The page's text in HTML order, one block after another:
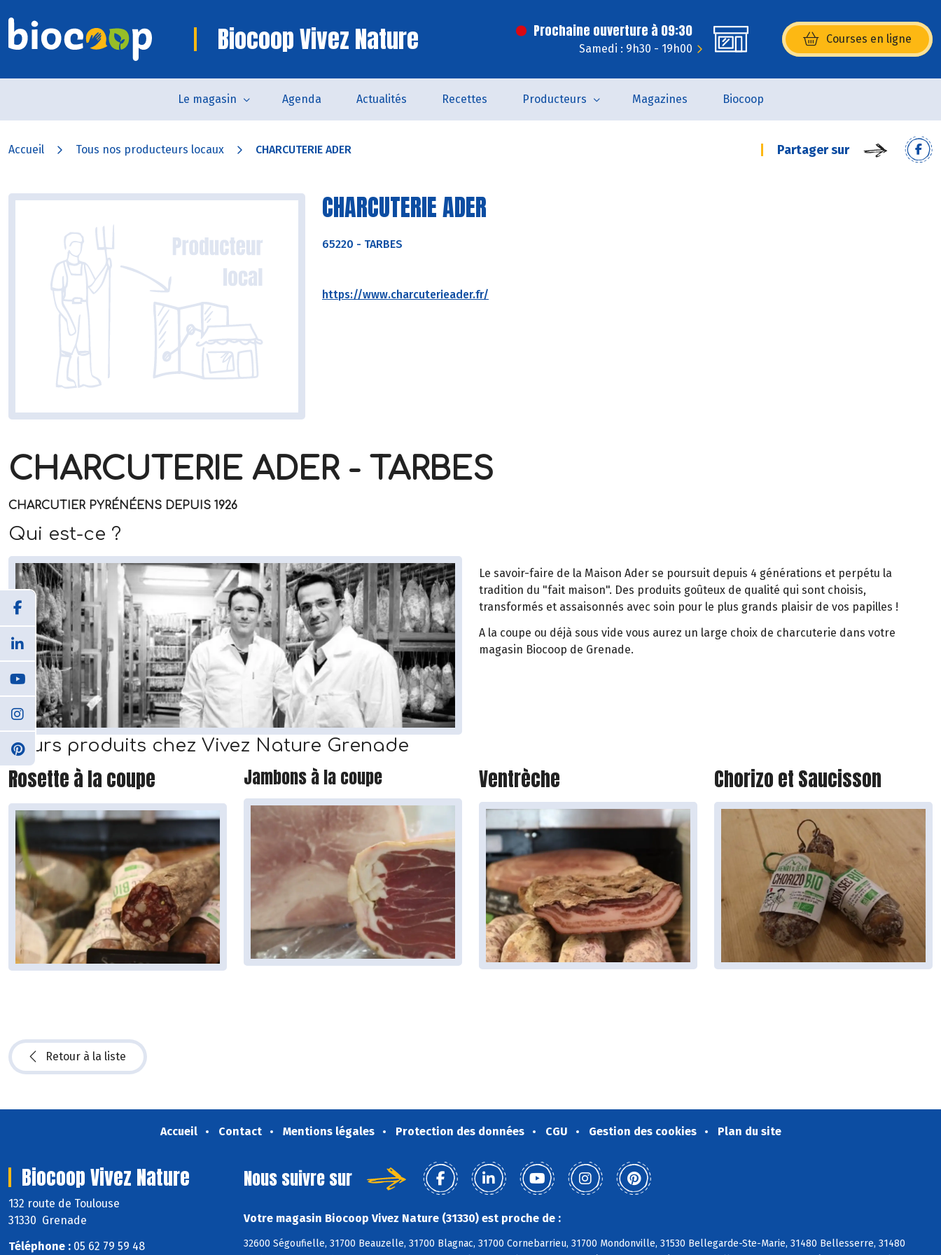
Biocoop Vivez Nature Prochaine ouverture à 09:30
Samedi : 9h30 - 19h00
Courses en ligne
(s’ouvre dans une nouvelle
Le magasin Agenda Actualités Recettes Producteurs Magazines Biocoop
Accueil Tous nos producteurs locaux CHARCUTERIE ADER Partager sur
CHARCUTERIE ADER
65220 - TARBES
https://www.charcuterieader.fr/
CHARCUTERIE ADER - TARBES
CHARCUTIER PYRÉNÉENS DEPUIS 1926
Qui est-ce ?
Le savoir-faire de la Maison Ader se poursuit depuis 4 générations et perpétu la
tradition du "fait maison". Des produits goûteux de qualité qui sont choisis,
transformés et assaisonnés avec soin pour le plus grands plaisir de vos papilles !
A la coupe ou déjà sous vide vous aurez un large choix de charcuterie dans votre
magasin Biocoop de Grenade.
Leurs produits chez Vivez Nature Grenade
Rosette à la coupe Jambons à la coupe Ventrèche Chorizo et Saucisson
Retour à la liste
Accueil Contact Mentions légales Protection des données CGU Gestion des cookies Plan du site
Biocoop Vivez Nature
132 route de Toulouse
31330 Grenade
Téléphone : 05 62 79 59 48
Nous suivre sur
Votre magasin Biocoop Vivez Nature (31330) est proche de :
32600 Ségoufielle, 31700 Beauzelle, 31700 Blagnac, 31700 Cornebarrieu, 31700 Mondonville, 31530 Bellegarde-Ste-Marie, 31480 Bellesserre, 31480